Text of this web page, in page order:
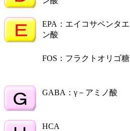
EPA：エイコサペンタエ
ン酸
FOS：フラクトオリゴ糖
GABA：γ－アミノ酸
HCA